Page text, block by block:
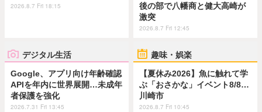
2026.8.7 Fri 18:15
後の部で八幡商と健大高崎が
激突
2026.8.7 Fri 12:45
デジタル生活
Google、アプリ向け年齢確認
APIを年内に世界展開…未成年
者保護を強化
2026.7.31 Fri 13:45
趣味・娯楽
【夏休み2026】魚に触れて学
ぶ「おさかな」イベント8/8…
川崎市
2026.8.7 Fri 10:45